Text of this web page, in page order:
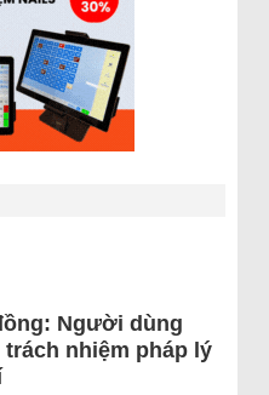
Người dùng
nhiệm pháp lý